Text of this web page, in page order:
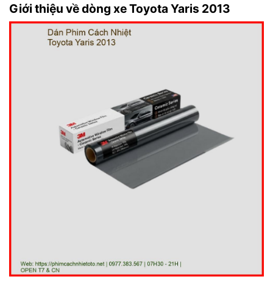
Giới thiệu về dòng xe Toyota Yaris 2013